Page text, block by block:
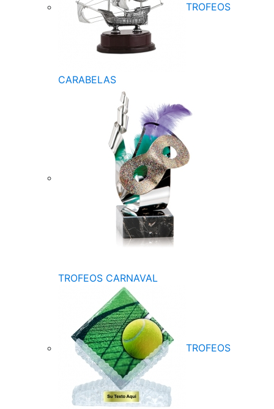
TROFEOS
CARABELAS
TROFEOS CARNAVAL
TROFEOS